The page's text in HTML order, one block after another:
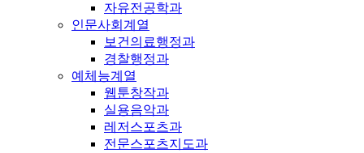
자유전공학과
인문사회계열
보건의료행정과
경찰행정과
예체능계열
웹툰창작과
실용음악과
레저스포츠과
전문스포츠지도과